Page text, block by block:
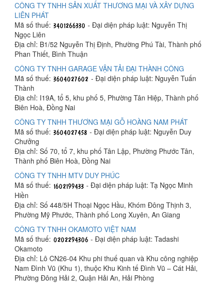
CÔNG TY TNHH SẢN XUẤT THƯƠNG MẠI VÀ XÂY DỰNG
LIÊN PHÁT
Mã số thuế:
- Đại diện pháp luật: Nguyễn Thị
Ngọc Liên
Địa chỉ: B1/52 Nguyễn Thị Định, Phường Phú Tài, Thành phố
Phan Thiết, Bình Thuận
CÔNG TY TNHH GARAGE VẬN TẢI ĐẠI THÀNH CÔNG
Mã số thuế:
- Đại diện pháp luật: Nguyễn Tuấn
Thành
Địa chỉ: I19A, tổ 5, khu phố 5, Phường Tân Hiệp, Thành phố
Biên Hoà, Đồng Nai
CÔNG TY TNHH THƯƠNG MẠI GỖ HOÀNG NAM PHÁT
Mã số thuế:
- Đại diện pháp luật: Nguyễn Duy
Chưởng
Địa chỉ: Số 70, tổ 7, khu phố Tân Lập, Phường Phước Tân,
Thành phố Biên Hoà, Đồng Nai
CÔNG TY TNHH MTV DUY PHÚC
Mã số thuế:
- Đại diện pháp luật: Tạ Ngọc Minh
Hiền
Địa chỉ: Số 448/5H Thoại Ngọc Hầu, Khóm Đông Thịnh 3,
Phường Mỹ Phước, Thành phố Long Xuyên, An Giang
CÔNG TY TNHH OKAMOTO VIỆT NAM
Mã số thuế:
- Đại diện pháp luật: Tadashi
Okamoto
Địa chỉ: Lô CN26-04 Khu phi thuế quan và Khu công nghiệp
Nam Đình Vũ (Khu 1), thuộc Khu Kinh tế Đình Vũ – Cát Hải,
Phường Đông Hải 2, Quận Hải An, Hải Phòng